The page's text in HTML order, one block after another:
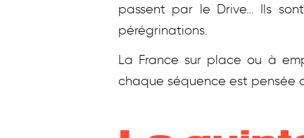
passent par le Drive… Ils
pérégrinations.
La France sur place ou à
chaque séquence est pensée